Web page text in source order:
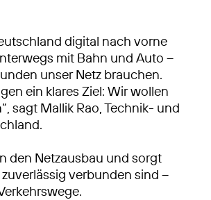
digital nach vorne
mit Bahn und Auto –
unser Netz brauchen.
ein klares Ziel: Wir wollen
sagt Mallik Rao, Technik- und
den Netzausbau und sorgt
verbunden sind –